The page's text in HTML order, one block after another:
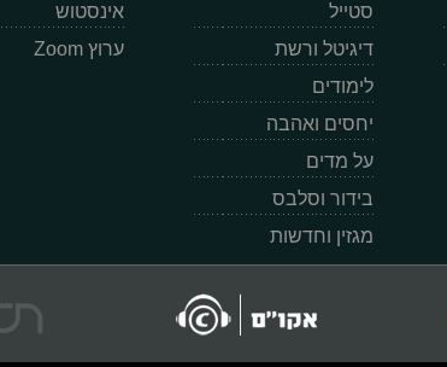
סטייל
דיגיטל ורשת
לימודים
יחסים ואהבה
על מדים
בידור וסלבס
מגזין וחדשות
אינסטוש
ערוץ Zoom